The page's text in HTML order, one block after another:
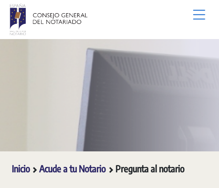
Saltar al contenido principal
Inicio Acude a tu Notario Pregunta al notario